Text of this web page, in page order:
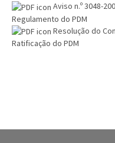
Aviso n.º 3048-
Regulamento do PDM
Resolução do
Ratificação do PDM